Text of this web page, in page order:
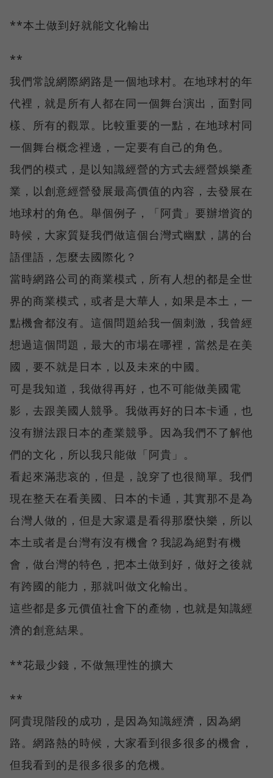
**本土做到好就能文化輸出
**
我們常說網際網路是一個地球村。在地球村的年
代裡，就是所有人都在同一個舞台演出，面對同
樣、所有的觀眾。比較重要的一點，在地球村同
一個舞台概念裡邊，一定要有自己的角色。
我們的模式，是以知識經營的方式去經營娛樂產
業，以創意經營發展最高價值的內容，去發展在
地球村的角色。舉個例子，「阿貴」要辦增資的
時候，大家質疑我們做這個台灣式幽默，講的台
語俚語，怎麼去國際化？
當時網路公司的商業模式，所有人想的都是全世
界的商業模式，或者是大華人，如果是本土，一
點機會都沒有。這個問題給我一個刺激，我曾經
想過這個問題，最大的市場在哪裡，當然是在美
國，要不就是日本，以及未來的中國。
可是我知道，我做得再好，也不可能做美國電
影，去跟美國人競爭。我做再好的日本卡通，也
沒有辦法跟日本的產業競爭。因為我們不了解他
們的文化，所以我只能做「阿貴」。
看起來滿悲哀的，但是，說穿了也很簡單。我們
現在整天在看美國、日本的卡通，其實那不是為
台灣人做的，但是大家還是看得那麼快樂，所以
本土或者是台灣有沒有機會？我認為絕對有機
會，做台灣的特色，把本土做到好，做好之後就
有跨國的能力，那就叫做文化輸出。
這些都是多元價值社會下的產物，也就是知識經
濟的創意結果。
**花最少錢，不做無理性的擴大
**
阿貴現階段的成功，是因為知識經濟，因為網
路。網路熱的時候，大家看到很多很多的機會，
但我看到的是很多很多的危機。